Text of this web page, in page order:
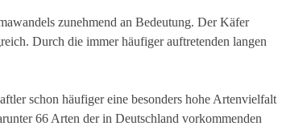
zunehmend an Bedeutung. Der Käfer
Durch die immer häufiger auftretenden langen
schon häufiger eine besonders hohe Artenvielfalt
66 Arten der in Deutschland vorkommenden